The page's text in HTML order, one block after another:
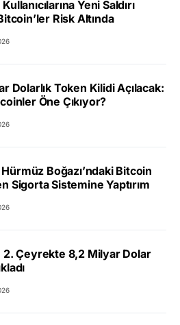
Yeni Saldırı
Risk Altında
Dolarlık Token Kilidi Açılacak:
Öne Çıkıyor?
Boğazı’ndaki Bitcoin
Sigorta Sistemine Yaptırım
2. Çeyrekte 8,2 Milyar Dolar